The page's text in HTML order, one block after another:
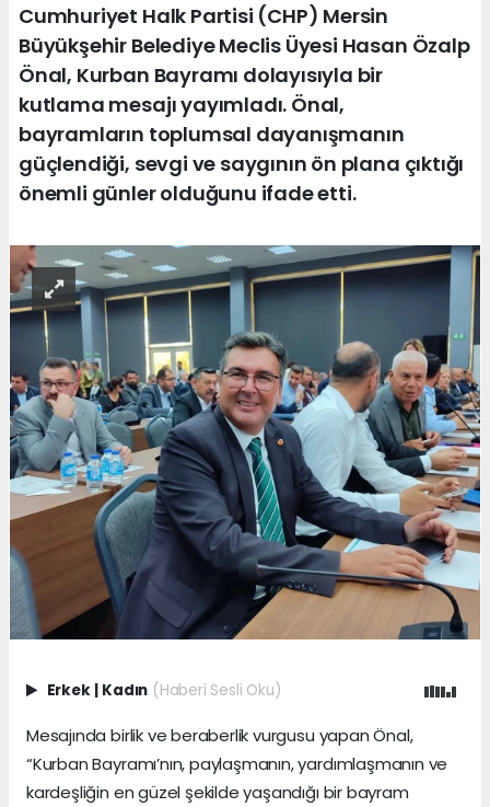
Cumhuriyet Halk Partisi (CHP) Mersin
Büyükşehir Belediye Meclis Üyesi Hasan Özalp
Önal, Kurban Bayramı dolayısıyla bir
kutlama mesajı yayımladı. Önal,
bayramların toplumsal dayanışmanın
güçlendiği, sevgi ve saygının ön plana çıktığı
önemli günler olduğunu ifade etti.
Erkek | Kadın (Haberi Sesli Oku)
Mesajında birlik ve beraberlik vurgusu yapan Önal,
“Kurban Bayramı’nın, paylaşmanın, yardımlaşmanın ve
kardeşliğin en güzel şekilde yaşandığı bir bayram